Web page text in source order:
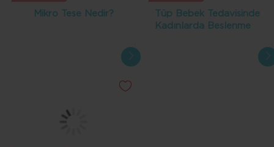
Mikro Tese Nedir?
Tüp Bebek Tedavisinde
Kadınlarda Beslenme